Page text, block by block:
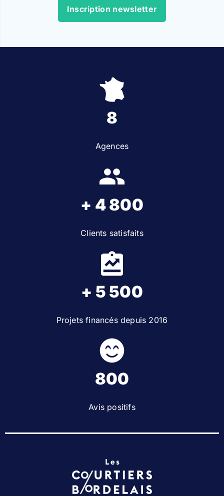
Inscription newsletter
8
Agences
+ 4 800
Clients satisfaits
+ 5 500
Projets financés depuis 2016
800
Avis positifs